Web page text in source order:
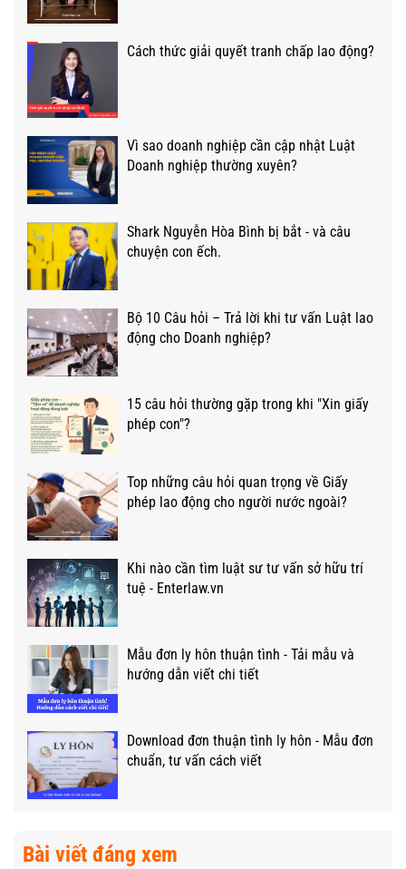
Cách thức giải quyết tranh chấp lao động?
Vì sao doanh nghiệp cần cập nhật Luật
Doanh nghiệp thường xuyên?
Shark Nguyễn Hòa Bình bị bắt - và câu
chuyện con ếch.
Bộ 10 Câu hỏi – Trả lời khi tư vấn Luật lao
động cho Doanh nghiệp?
15 câu hỏi thường gặp trong khi "Xin giấy
phép con"?
Top những câu hỏi quan trọng về Giấy
phép lao động cho người nước ngoài?
Khi nào cần tìm luật sư tư vấn sở hữu trí
tuệ - Enterlaw.vn
Mẫu đơn ly hôn thuận tình - Tải mẫu và
hướng dẫn viết chi tiết
Download đơn thuận tình ly hôn - Mẫu đơn
chuẩn, tư vấn cách viết
Bài viết đáng xem